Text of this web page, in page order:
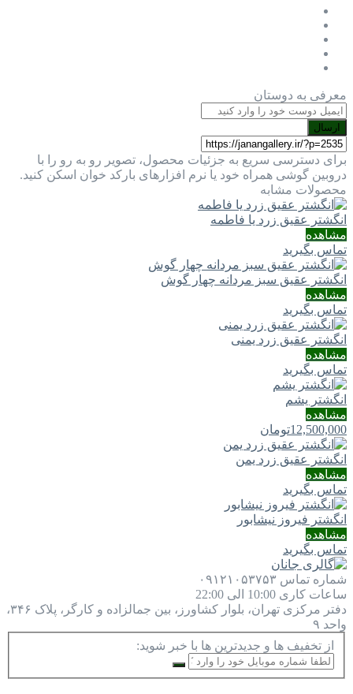
معرفی به دوستان
ارسال
برای دسترسی سریع به جزئیات محصول، تصویر رو به رو را با
دروبین گوشی همراه خود یا نرم افزارهای بارکد خوان اسکن کنید.
محصولات مشابه
انگشتر عقیق زرد یا فاطمه
مشاهده
تماس بگیرید
انگشتر عقیق سبز مردانه چهار گوش
مشاهده
تماس بگیرید
انگشتر عقیق زرد یمنی
مشاهده
تماس بگیرید
انگشتر یشم
مشاهده
12,500,000تومان
انگشتر عقیق زرد یمن
مشاهده
تماس بگیرید
انگشتر فیروز نیشابور
مشاهده
تماس بگیرید
شماره تماس ۰۹۱۲۱۰۵۳۷۵۳
ساعات کاری 10:00 الی 22:00
دفتر مرکزی
تهران، بلوار کشاورز، بین جمالزاده و کارگر، پلاک ۳۴۶،
واحد ۹
از تخفیف ها و جدیدترین ها با خبر شوید: